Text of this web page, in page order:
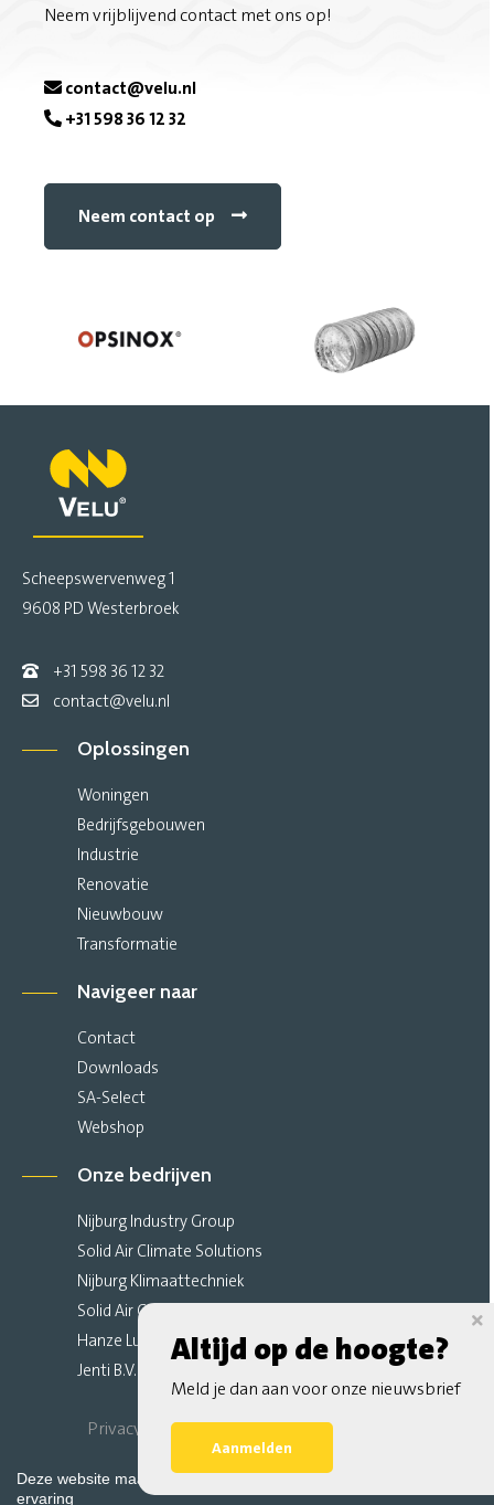
c
e
b
o
Neem vrijblijvend contact met ons op!
contact@velu.nl
+31 598 36 12 32
Neem contact op
Scheepswervenweg 1
9608 PD Westerbroek
+31 598 36 12 32
contact@velu.nl
Oplossingen
Woningen
Bedrijfsgebouwen
Industrie
Renovatie
Nieuwbouw
Transformatie
Navigeer naar
Contact
Downloads
SA-Select
Webshop
Onze bedrijven
Nijburg Industry Group
Solid Air Climate Solutions
Nijburg Klimaattechniek
Solid Air Climate Ceilings
Hanze Luchttechniek
Jenti B.V.
Privacy Verklaring Algemene Voorwaarden
Sitemap
Altijd op de hoogte?
Meld je dan aan voor onze nieuwsbrief
Aanmelden
Deze website maakt gebruik van cookies voor de beste website
ervaring